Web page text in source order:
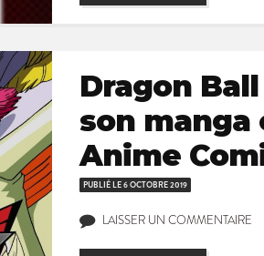
Dragon
son manga
Anime
PUBLIÉ LE6 OCTOBRE 2019
LAISSER UN COMMENTAIRE